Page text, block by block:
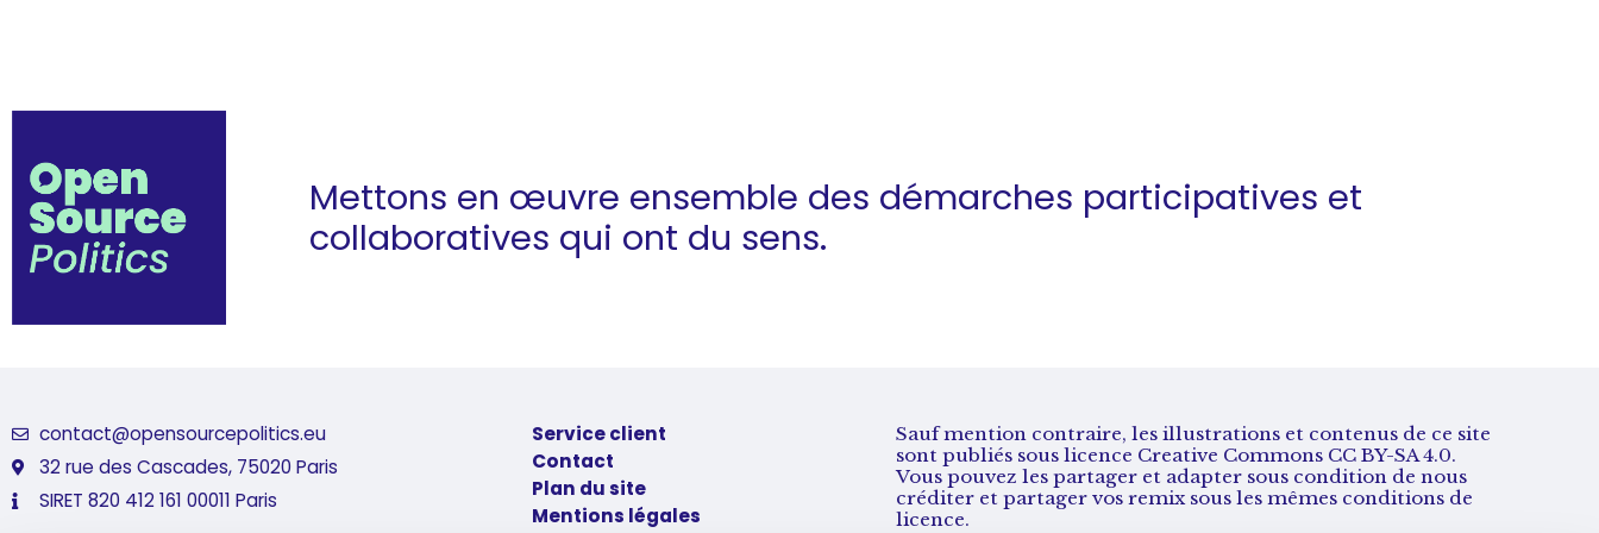
Mettons en œuvre ensemble des démarches participatives et
collaboratives qui ont du sens.
contact@opensourcepolitics.eu
32 rue des Cascades, 75020 Paris
SIRET 820 412 161 00011 Paris
Service client
Contact
Plan du site
Mentions légales
Sauf mention contraire, les illustrations et contenus de ce site
sont publiés sous licence Creative Commons CC BY-SA 4.0.
Vous pouvez les partager et adapter sous condition de nous
créditer et partager vos remix sous les mêmes conditions de
licence.